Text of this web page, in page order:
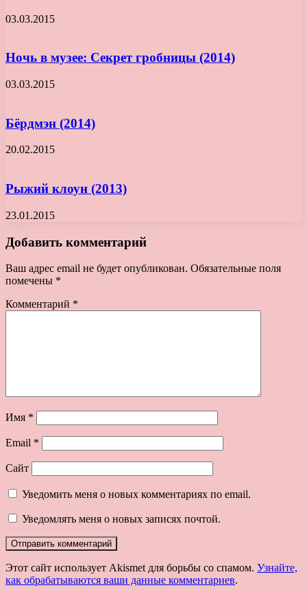
03.03.2015
Ночь в музее: Секрет гробницы (2014)
03.03.2015
Бёрдмэн (2014)
20.02.2015
Рыжий клоун (2013)
23.01.2015
Добавить комментарий
Ваш адрес email не будет опубликован. Обязательные поля
помечены *
Комментарий *
Имя *
Email *
Сайт
Уведомить меня о новых комментариях по email.
Уведомлять меня о новых записях почтой.
Этот сайт использует Akismet для борьбы со спамом. Узнайте,
как обрабатываются ваши данные комментариев.